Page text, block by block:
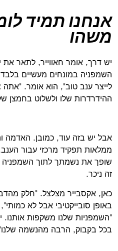
אנחנו תמיד
משהו
יש דרך, אומר חאווייר, לתאר את
השמפניה במונחים מעשיים בלבד.
לייצר ענב טוב", הוא אומר. "אתה
ההידרדרות שלו ולשלוט בחמצן
אבל יש בזה עוד, כמובן. האדמה
ממלאות תפקיד מרכזי עבור
שופך את נשמתך לתוך
זה ניכר.
כאן, אקסבייר מצלצל. "חלק
באופן סובייקטיבי אבל לא
"השמפניות שלנו משקפות אותנו.
בכל בקבוק, הרבה מהנשמה